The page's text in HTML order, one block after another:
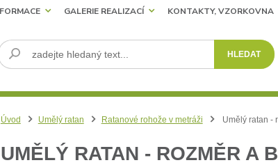
GALERIE REALIZACÍ KONTAKTY, VZORKOVNA
HLEDAT
Úvod Umělý ratan Ratanové rohože v metráži Umělý ratan -
UMĚLÝ RATAN - ROZMĚR A